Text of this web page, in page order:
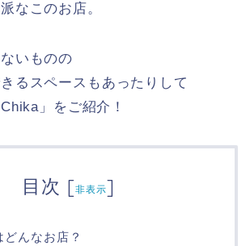
なこのお店。
いものの
るスペースもあったりして
」をご紹介！
目次 [非表示]
んなお店？